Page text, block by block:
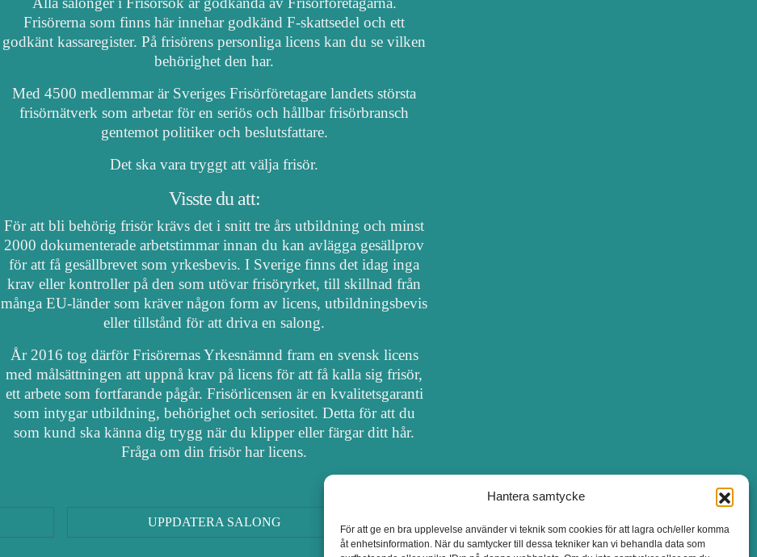
Hantera samtycke
För att ge en bra upplevelse använder vi teknik som cookies för att lagra och/eller komma
åt enhetsinformation. När du samtycker till dessa tekniker kan vi behandla data som
Frisörerna som finns här innehar godkänd F-skattsedel och ett
godkänt kassaregister. På frisörens personliga licens kan du se vilken
behörighet den har.
Med 4500 medlemmar är Sveriges Frisörföretagare landets största
frisörnätverk som arbetar för en seriös och hållbar frisörbransch
gentemot politiker och beslutsfattare.
Det ska vara tryggt att välja frisör.
Visste du att:
För att bli behörig frisör krävs det i snitt tre års utbildning och minst
2000 dokumenterade arbetstimmar innan du kan avlägga gesällprov
för att få gesällbrevet som yrkesbevis. I Sverige finns det idag inga
krav eller kontroller på den som utövar frisöryrket, till skillnad från
många EU-länder som kräver någon form av licens, utbildningsbevis
eller tillstånd för att driva en salong.
År 2016 tog därför Frisörernas Yrkesnämnd fram en svensk licens
med målsättningen att uppnå krav på licens för att få kalla sig frisör,
ett arbete som fortfarande pågår. Frisörlicensen är en kvalitetsgaranti
som intygar utbildning, behörighet och seriositet. Detta för att du
som kund ska känna dig trygg när du klipper eller färgar ditt hår.
Fråga om din frisör har licens.
UPPDATERA SALONG